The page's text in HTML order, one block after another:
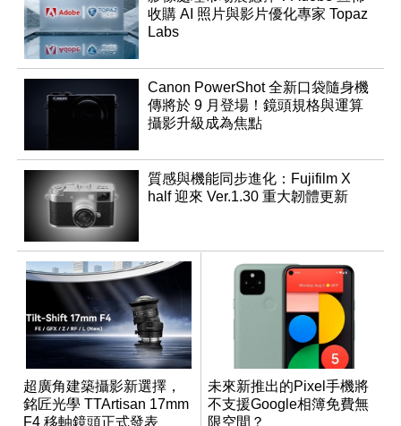
收購 AI 照片與影片優化專家 Topaz
Labs
Canon PowerShot 全新口袋隨身機
傳將於 9 月登場！鏡頭規格與運算
攝影升級成為焦點
質感與機能同步進化：Fujifilm X
half 迎來 Ver.1.30 重大韌體更新
超廣角建築攝影新選擇，
銘匠光學 TTArtisan 17mm
F4 移軸鏡頭正式發表
未來新推出的Pixel手機將
不支援Google相簿免費無
限空間？